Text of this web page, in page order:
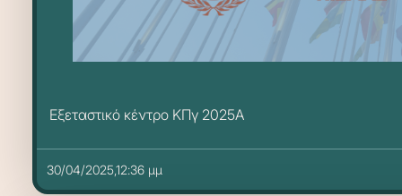
Εξεταστικό κέντρο ΚΠγ 2025Α
30/04/2025,12:36 μμ